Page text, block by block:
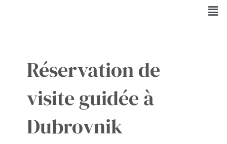
Réservation de
visite guidée à
Dubrovnik